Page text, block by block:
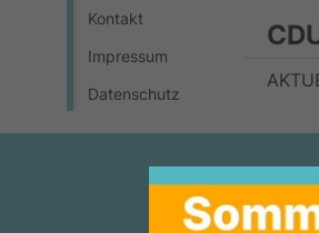
Kontakt
Impressum
Datenschutz